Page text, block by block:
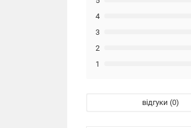
1
2
3
4
відгуки